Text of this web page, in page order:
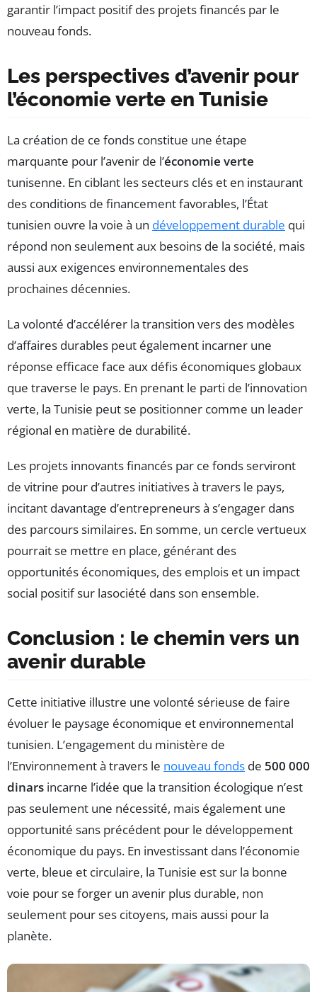
garantir l’impact positif des projets financés par le
nouveau fonds.
Les perspectives d’avenir pour
l’économie verte en Tunisie
La création de ce fonds constitue une étape
marquante pour l’avenir de l’économie verte
tunisenne. En ciblant les secteurs clés et en instaurant
des conditions de financement favorables, l’État
tunisien ouvre la voie à un développement durable qui
répond non seulement aux besoins de la société, mais
aussi aux exigences environnementales des
prochaines décennies.
La volonté d’accélérer la transition vers des modèles
d’affaires durables peut également incarner une
réponse efficace face aux défis économiques globaux
que traverse le pays. En prenant le parti de l’innovation
verte, la Tunisie peut se positionner comme un leader
régional en matière de durabilité.
Les projets innovants financés par ce fonds serviront
de vitrine pour d’autres initiatives à travers le pays,
incitant davantage d’entrepreneurs à s’engager dans
des parcours similaires. En somme, un cercle vertueux
pourrait se mettre en place, générant des
opportunités économiques, des emplois et un impact
social positif sur lasociété dans son ensemble.
Conclusion : le chemin vers un
avenir durable
Cette initiative illustre une volonté sérieuse de faire
évoluer le paysage économique et environnemental
tunisien. L’engagement du ministère de
l’Environnement à travers le nouveau fonds de 500 000
dinars incarne l’idée que la transition écologique n’est
pas seulement une nécessité, mais également une
opportunité sans précédent pour le développement
économique du pays. En investissant dans l’économie
verte, bleue et circulaire, la Tunisie est sur la bonne
voie pour se forger un avenir plus durable, non
seulement pour ses citoyens, mais aussi pour la
planète.